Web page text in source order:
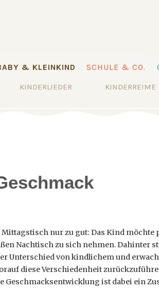
& KLEINKIND SCHULE & CO.
KINDERLIEDER KINDERREIME
nur zu gut: Das Kind möchte
Nachtisch zu sich nehmen. Dahinter
Unterschied von kindlichem und
diese Verschiedenheit
ist dabei ein